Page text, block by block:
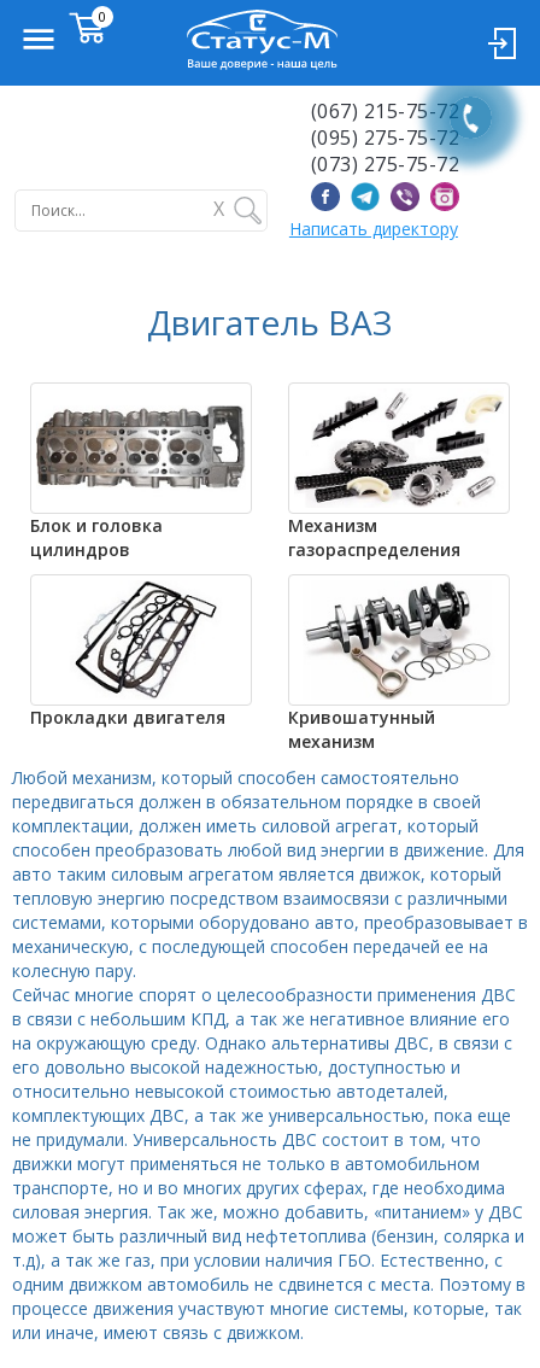
X
(067) 215-75-72
(095) 275-75-72
(073) 275-75-72
Написать директору
Двигатель ВАЗ
Блок и головка
цилиндров
Механизм
газораспределения
Прокладки двигателя
Кривошатунный
механизм
Любой механизм, который способен самостоятельно
передвигаться должен в обязательном порядке в своей
комплектации, должен иметь силовой агрегат, который
способен преобразовать любой вид энергии в движение. Для
авто таким силовым агрегатом является движок, который
тепловую энергию посредством взаимосвязи с различными
системами, которыми оборудовано авто, преобразовывает в
механическую, с последующей способен передачей ее на
колесную пару.
Сейчас многие спорят о целесообразности применения ДВС
в связи с небольшим КПД, а так же негативное влияние его
на окружающую среду. Однако альтернативы ДВС, в связи с
его довольно высокой надежностью, доступностью и
относительно невысокой стоимостью автодеталей,
комплектующих ДВС, а так же универсальностью, пока еще
не придумали. Универсальность ДВС состоит в том, что
движки могут применяться не только в автомобильном
транспорте, но и во многих других сферах, где необходима
силовая энергия. Так же, можно добавить, «питанием» у ДВС
может быть различный вид нефтетоплива (бензин, солярка и
т.д), а так же газ, при условии наличия ГБО. Естественно, с
одним движком автомобиль не сдвинется с места. Поэтому в
процессе движения участвуют многие системы, которые, так
или иначе, имеют связь с движком.